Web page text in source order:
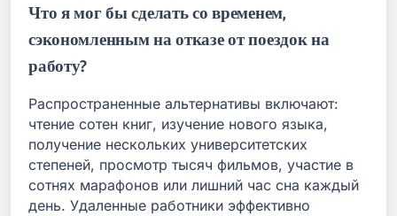
Что я мог бы сделать со временем,
сэкономленным на отказе от поездок на
работу?
Распространенные альтернативы включают:
чтение сотен книг, изучение нового языка,
получение нескольких университетских
степеней, просмотр тысяч фильмов, участие в
сотнях марафонов или лишний час сна каждый
день. Удаленные работники эффективно